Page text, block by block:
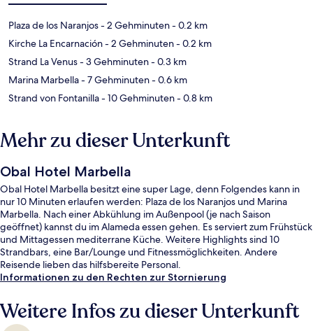
Plaza de los Naranjos- 2 Gehminuten- 0.2 km
Kirche La Encarnación- 2 Gehminuten- 0.2 km
Strand La Venus- 3 Gehminuten- 0.3 km
Marina Marbella- 7 Gehminuten- 0.6 km
Strand von Fontanilla- 10 Gehminuten- 0.8 km
Mehr zu dieser Unterkunft
Obal Hotel Marbella
Obal Hotel Marbella besitzt eine super Lage, denn Folgendes kann in
nur 10 Minuten erlaufen werden: Plaza de los Naranjos und Marina
Marbella. Nach einer Abkühlung im Außenpool (je nach Saison
geöffnet) kannst du im Alameda essen gehen. Es serviert zum Frühstück
und Mittagessen mediterrane Küche. Weitere Highlights sind 10
Strandbars, eine Bar/Lounge und Fitnessmöglichkeiten. Andere
Reisende lieben das hilfsbereite Personal.
Informationen zu den Rechten zur Stornierung
Weitere Infos zu dieser Unterkunft